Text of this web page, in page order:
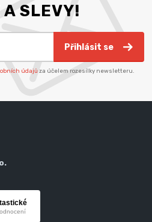
A SLEVY!
Přihlásit se
údajů za účelem rozesílky newsletteru.